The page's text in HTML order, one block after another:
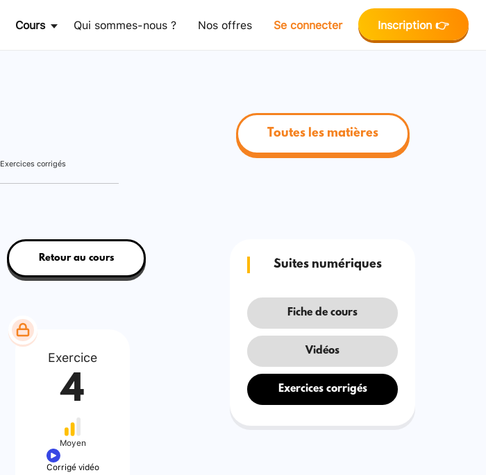
Cours Qui sommes-nous ? Nos offres Se connecter Inscription 👉
Exercices corrigés
Toutes les matières
Retour au cours
Exercice
4
Moyen
Corrigé vidéo
Suites numériques
Fiche de cours
Vidéos
Exercices corrigés